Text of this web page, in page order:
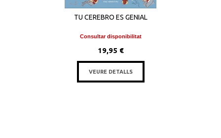
TU CEREBRO ES GENIAL
Consultar disponibilitat
19,95 €
VEURE DETALLS